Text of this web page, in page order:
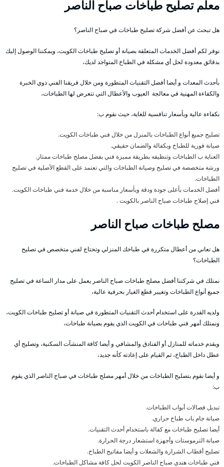
معلم تصليح طباخات صباح الناصر
هل تبحث عن أفضل شركة تصليح طباخات في صباح الناصر؟
نوفر لكم أفضل الخدمات المتعلقة بصيانة أو تصليح طباخات الكويت، ويمكننا الوصول إليك
بدقائق معدودة لحل أي مشكلة في الطباخ المتواجد لديك،
بأحدث المعدات و أيضا أفضل التقنيات المتطورة ومن خلال فريقنا الفني ذوي الخبرة
والكفاءة المهنية في معالجة العيوب والأعطال التي تتعرض لها الطباخات،
بكفاءة عالية وبأسعار تنافسية للغاية، حيث نقوم ب:
تصليح جميع أنواع الطباخات بالمنزل من خلال فني طباخات الكويت.
صيانة فورية للطباخ وبكفالة والضمان حقيقي.
العناية ب الطباخات وتنظيفه بطريقة مميزة فني بفضل مصلح طباخات ممتاز.
ورشة متخصصة في تصليح وصيانة الطباخات والتي تعتمد على القطع الأصلية في تصليح
الطباخات.
أفضل الخدمات بأعلى جودة ودقة وبأسعار مناسبة من خلال خدمة فني طباخات الكويت.
فني إصلاح طباخات صباح الناصر بالكويت .
مصلح طباخات صباح الناصر
هل تعاني من أعطال متكررة في طباخك المنزلي وتحتاج لفني متخصص في تصليح
الطباخات؟
نمتلك في شركتنا أفضل مصلح طباخات صباح الناصر يعمل على مدار الساعة في تصليح
جميع أنواع الطباخات وتغيير قطع الغيار بحرفية عالية،
ولديه القدرة على استخدام أحدث التقنيات المتطورة في صيانة أو تصليح طباخات الكويت،
ونمتلك أمهر فني طباخات في الكويت الذي يقوم بصيانة طباخات،
ويقدم خدماته للمنازل أو الفنادق والمشافي و أيضا كافة المنشآت السكنية، وتصليح أي
عطل داخل الطباخ، ثم القيام على إعادته كأنه جديد،
و أيضا نقوم بتصليح الطباخات من خلال أمهر مصلح طباخات في صباح الناصر الذي يقوم
ب:
تبديل فصالات أبواب الطباخات.
صيانة جام باب طباخ حراري.
أيضا تصليح طباخات مع كفالة باستخدام أحدث التقنيات.
صيانة الترموستات وأجهزة استشعار درجة الحرارة.
تصليح أقطاب الشرارة والشعلات و أيضا مفاتيح الطباخ.
فني طباخات هندي صباح الناصر الكويت لحل كافة مشاكل الطباخات.